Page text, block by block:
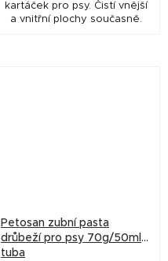
kartáček pro psy. Čistí vnější
a vnitřní plochy současně.
Petosan zubní pasta
drůbeží pro psy 70g/50ml
tuba